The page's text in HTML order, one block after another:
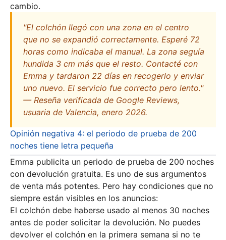
cambio.
"El colchón llegó con una zona en el centro
que no se expandió correctamente. Esperé 72
horas como indicaba el manual. La zona seguía
hundida 3 cm más que el resto. Contacté con
Emma y tardaron 22 días en recogerlo y enviar
uno nuevo. El servicio fue correcto pero lento."
— Reseña verificada de Google Reviews,
usuaria de Valencia, enero 2026.
Opinión negativa 4: el periodo de prueba de 200
noches tiene letra pequeña
Emma publicita un periodo de prueba de 200 noches
con devolución gratuita. Es uno de sus argumentos
de venta más potentes. Pero hay condiciones que no
siempre están visibles en los anuncios:
El colchón debe haberse usado al menos 30 noches
antes de poder solicitar la devolución. No puedes
devolver el colchón en la primera semana si no te